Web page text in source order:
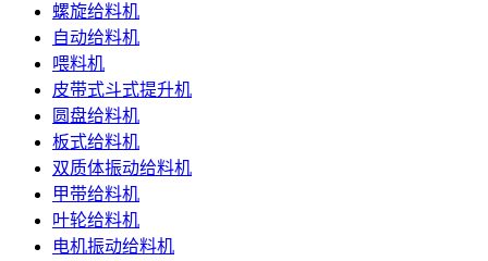
螺旋给料机
自动给料机
喂料机
皮带式斗式提升机
圆盘给料机
板式给料机
双质体振动给料机
甲带给料机
叶轮给料机
电机振动给料机